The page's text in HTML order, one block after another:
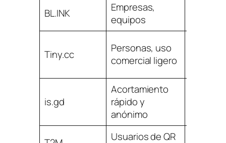
BL.INK
Empresas,
equipos
Tiny.cc
Personas, uso
comercial ligero
is.gd
Acortamiento
rápido y
anónimo
Usuarios de QR